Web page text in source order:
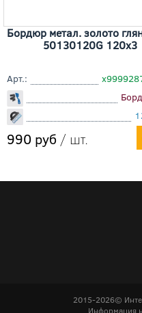
Бордюр метал. золото
50130120G 120x3
Арт.:
990 руб / шт.
2015-2026©
Информация